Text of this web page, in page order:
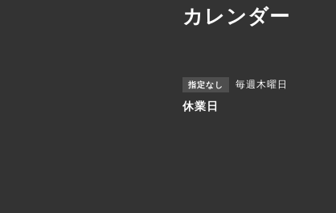
カレンダー
指定なし 毎週木曜日
休業日